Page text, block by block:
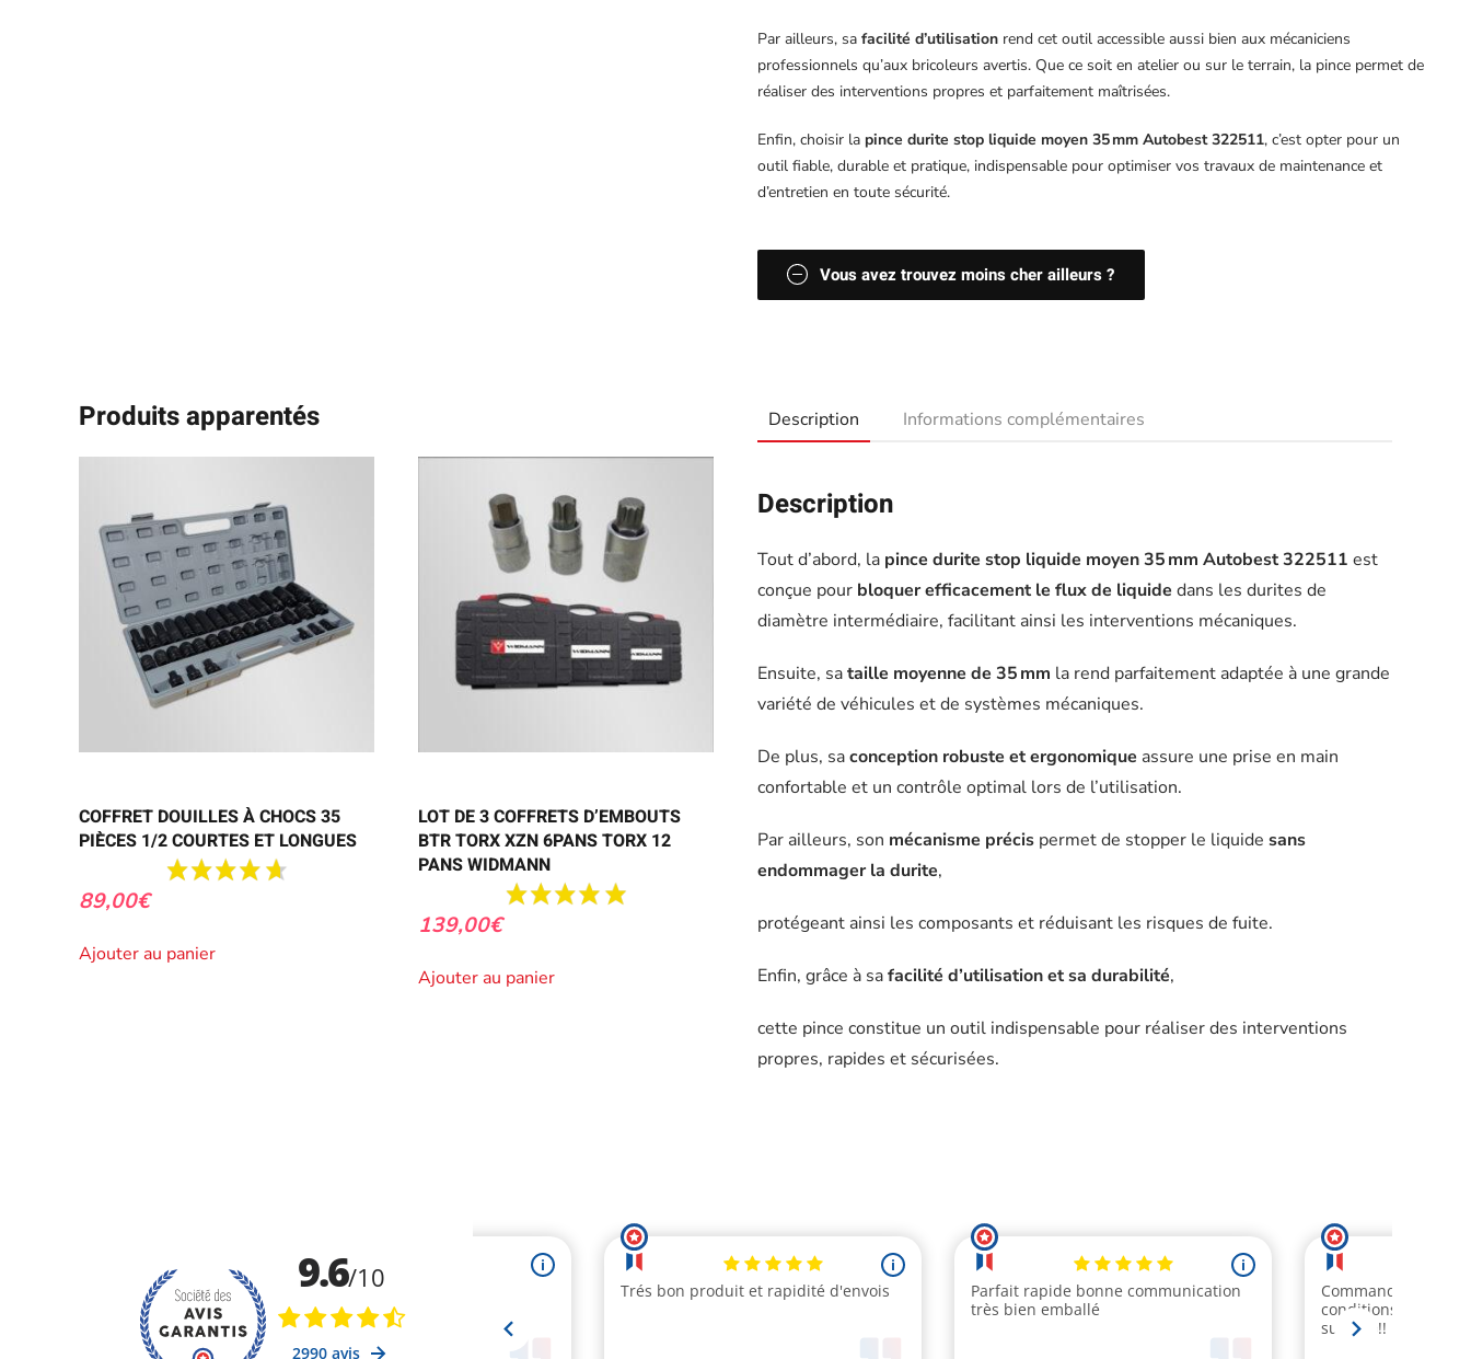
Par ailleurs, sa facilité d’utilisation rend cet outil accessible aussi bien aux mécaniciens
professionnels qu’aux bricoleurs avertis. Que ce soit en atelier ou sur le terrain, la pince permet de
réaliser des interventions propres et parfaitement maîtrisées.
Enfin, choisir la pince durite stop liquide moyen 35 mm Autobest 322511, c’est opter pour un
outil fiable, durable et pratique, indispensable pour optimiser vos travaux de maintenance et
d’entretien en toute sécurité.
Vous avez trouvez moins cher ailleurs ?
Produits apparentés
COFFRET DOUILLES À CHOCS 35
PIÈCES 1/2 COURTES ET LONGUES
89,00€
Ajouter au panier
LOT DE 3 COFFRETS D’EMBOUTS
BTR TORX XZN 6PANS TORX 12
PANS WIDMANN
139,00€
Ajouter au panier
Description Informations complémentaires
Description
Tout d’abord, la pince durite stop liquide moyen 35 mm Autobest 322511 est
conçue pour bloquer efficacement le flux de liquide dans les durites de
diamètre intermédiaire, facilitant ainsi les interventions mécaniques.
Ensuite, sataille moyenne de 35 mm la rend parfaitement adaptée à une grande
variété de véhicules et de systèmes mécaniques.
De plus, saconception robuste et ergonomique assure une prise en main
confortable et un contrôle optimal lors de l’utilisation.
Par ailleurs, son mécanisme précis permet de stopper le liquide sans
endommager la durite,
protégeant ainsi les composants et réduisant les risques de fuite.
Enfin, grâce à safacilité d’utilisation et sa durabilité,
cette pince constitue un outil indispensable pour réaliser des interventions
propres, rapides et sécurisées.